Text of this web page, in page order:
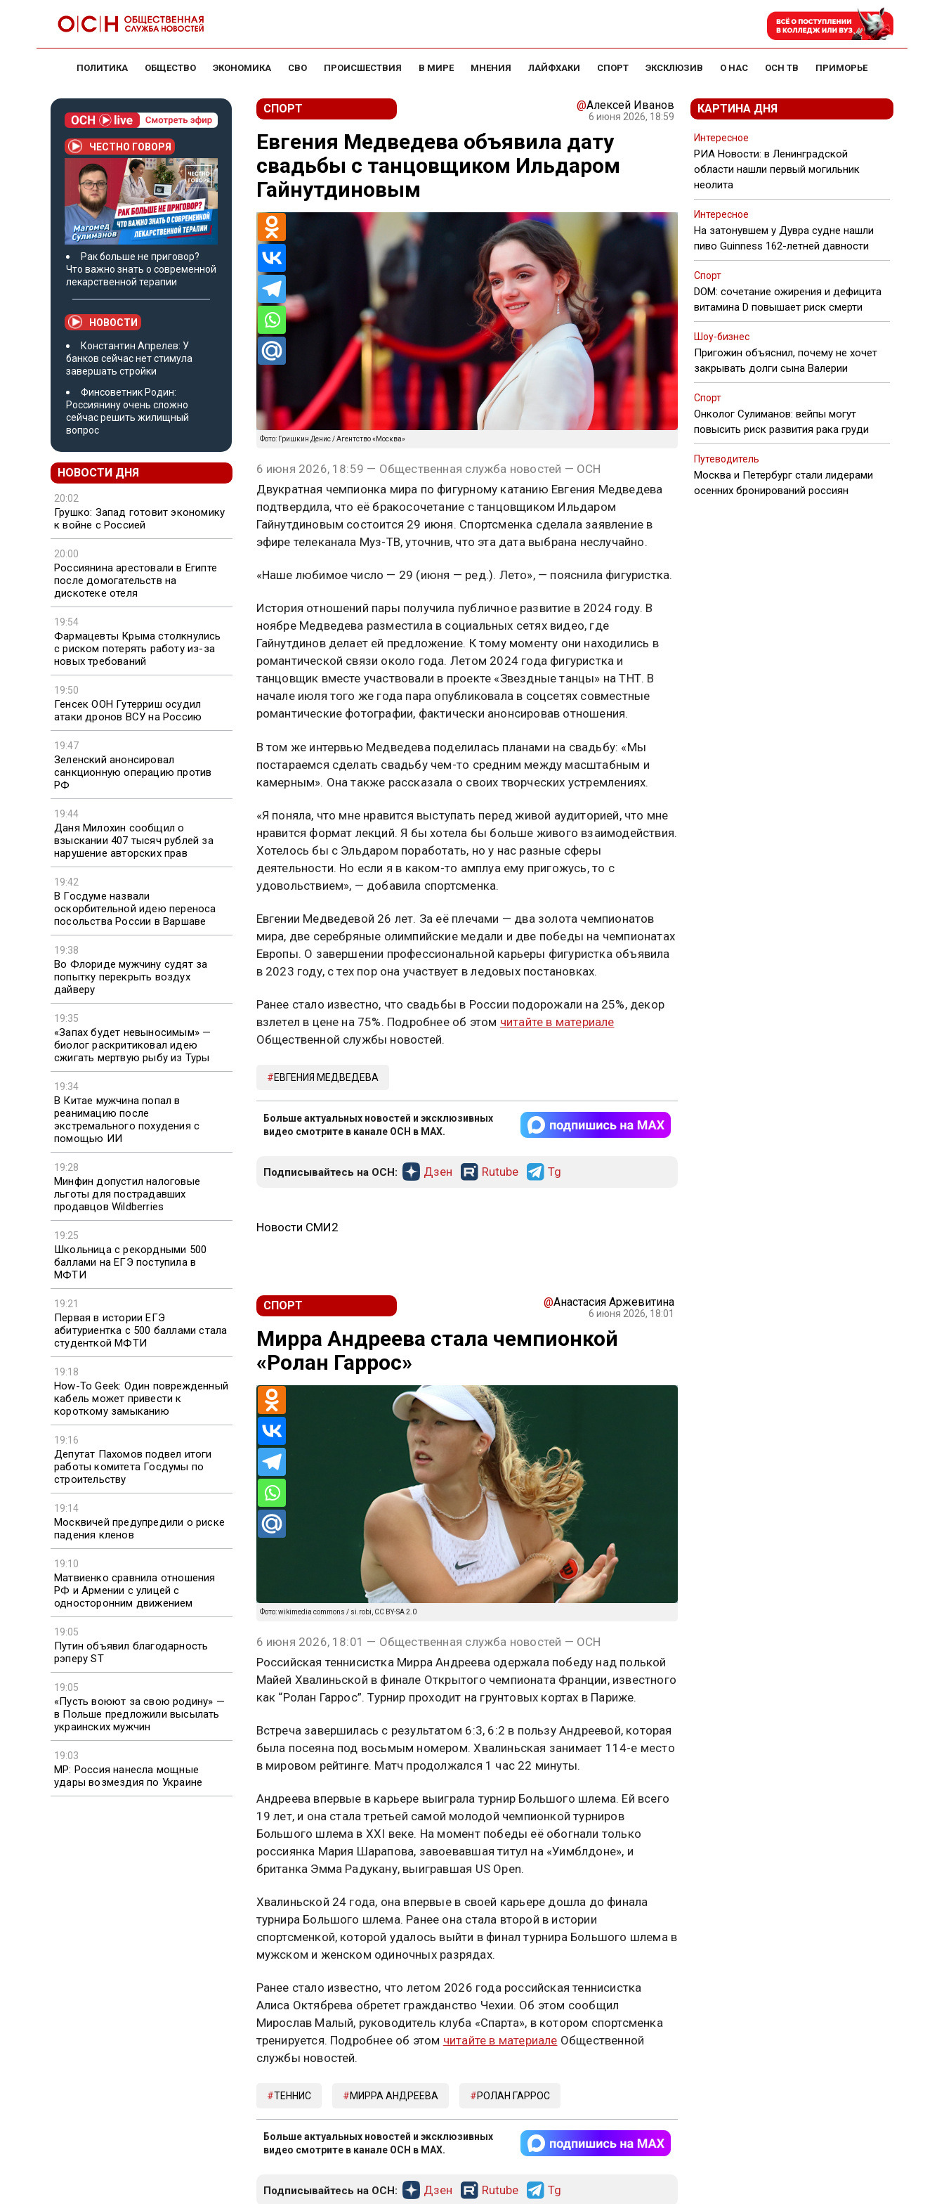
ПОЛИТИКА ОБЩЕСТВО ЭКОНОМИКА СВО ПРОИСШЕСТВИЯ В МИРЕ МНЕНИЯ ЛАЙФХАКИ СПОРТ ЭКСКЛЮЗИВ О НАС ОСН ТВ ПРИМОРЬЕ
ЧЕСТНО ГОВОРЯ
Рак больше не приговор?
Что важно знать о современной
лекарственной терапии
НОВОСТИ
Константин Апрелев: У
банков сейчас нет стимула
завершать стройки
Финсоветник Родин:
Россиянину очень сложно
сейчас решить жилищный
вопрос
НОВОСТИ ДНЯ
20:02
Грушко: Запад готовит экономику
к войне с Россией
20:00
Россиянина арестовали в Египте
после домогательств на
дискотеке отеля
19:54
Фармацевты Крыма столкнулись
с риском потерять работу из-за
новых требований
19:50
Генсек ООН Гутерриш осудил
атаки дронов ВСУ на Россию
19:47
Зеленский анонсировал
санкционную операцию против
РФ
19:44
Даня Милохин сообщил о
взыскании 407 тысяч рублей за
нарушение авторских прав
19:42
В Госдуме назвали
оскорбительной идею переноса
посольства России в Варшаве
19:38
Во Флориде мужчину судят за
попытку перекрыть воздух
дайверу
19:35
«Запах будет невыносимым» —
биолог раскритиковал идею
сжигать мертвую рыбу из Туры
19:34
В Китае мужчина попал в
реанимацию после
экстремального похудения с
помощью ИИ
19:28
Минфин допустил налоговые
льготы для пострадавших
продавцов Wildberries
19:25
Школьница с рекордными 500
баллами на ЕГЭ поступила в
МФТИ
19:21
Первая в истории ЕГЭ
абитуриентка с 500 баллами стала
студенткой МФТИ
19:18
How-To Geek: Один поврежденный
кабель может привести к
короткому замыканию
19:16
Депутат Пахомов подвел итоги
работы комитета Госдумы по
строительству
19:14
Москвичей предупредили о риске
падения кленов
19:10
Матвиенко сравнила отношения
РФ и Армении с улицей с
односторонним движением
19:05
Путин объявил благодарность
рэперу ST
19:05
«Пусть воюют за свою родину» —
в Польше предложили высылать
украинских мужчин
19:03
MP: Россия нанесла мощные
удары возмездия по Украине
СПОРТ @Алексей Иванов
6 июня 2026, 18:59
Евгения Медведева объявила дату
свадьбы с танцовщиком Ильдаром
Гайнутдиновым
Фото: Гришкин Денис / Агентство «Москва»
6 июня 2026, 18:59 — Общественная служба новостей — ОСН
Двукратная чемпионка мира по фигурному катанию Евгения Медведева
подтвердила, что её бракосочетание с танцовщиком Ильдаром
Гайнутдиновым состоится 29 июня. Спортсменка сделала заявление в
эфире телеканала Муз-ТВ, уточнив, что эта дата выбрана неслучайно.
«Наше любимое число — 29 (июня — ред.). Лето», — пояснила фигуристка.
История отношений пары получила публичное развитие в 2024 году. В
ноябре Медведева разместила в социальных сетях видео, где
Гайнутдинов делает ей предложение. К тому моменту они находились в
романтической связи около года. Летом 2024 года фигуристка и
танцовщик вместе участвовали в проекте «Звездные танцы» на ТНТ. В
начале июля того же года пара опубликовала в соцсетях совместные
романтические фотографии, фактически анонсировав отношения.
В том же интервью Медведева поделилась планами на свадьбу: «Мы
постараемся сделать свадьбу чем-то средним между масштабным и
камерным». Она также рассказала о своих творческих устремлениях.
«Я поняла, что мне нравится выступать перед живой аудиторией, что мне
нравится формат лекций. Я бы хотела бы больше живого взаимодействия.
Хотелось бы с Эльдаром поработать, но у нас разные сферы
деятельности. Но если я в каком-то амплуа ему пригожусь, то с
удовольствием», — добавила спортсменка.
Евгении Медведевой 26 лет. За её плечами — два золота чемпионатов
мира, две серебряные олимпийские медали и две победы на чемпионатах
Европы. О завершении профессиональной карьеры фигуристка объявила
в 2023 году, с тех пор она участвует в ледовых постановках.
Ранее стало известно, что свадьбы в России подорожали на 25%, декор
взлетел в цене на 75%. Подробнее об этом читайте в материале
Общественной службы новостей.
ЕВГЕНИЯ МЕДВЕДЕВА
Больше актуальных новостей и эксклюзивных
видео смотрите в канале ОСН в MAX.
Подписывайтесь на ОСН: Дзен Rutube Tg
Новости СМИ2
СПОРТ @Анастасия Аржевитина
6 июня 2026, 18:01
Мирра Андреева стала чемпионкой
«Ролан Гаррос»
Фото: wikimedia commons / si.robi, CC BY-SA 2.0
6 июня 2026, 18:01 — Общественная служба новостей — ОСН
Российская теннисистка Мирра Андреева одержала победу над полькой
Майей Хвалиньской в финале Открытого чемпионата Франции, известного
как “Ролан Гаррос”. Турнир проходит на грунтовых кортах в Париже.
Встреча завершилась с результатом 6:3, 6:2 в пользу Андреевой, которая
была посеяна под восьмым номером. Хвалиньская занимает 114-е место
в мировом рейтинге. Матч продолжался 1 час 22 минуты.
Андреева впервые в карьере выиграла турнир Большого шлема. Ей всего
19 лет, и она стала третьей самой молодой чемпионкой турниров
Большого шлема в XXI веке. На момент победы её обогнали только
россиянка Мария Шарапова, завоевавшая титул на «Уимблдоне», и
британка Эмма Радукану, выигравшая US Open.
Хвалиньской 24 года, она впервые в своей карьере дошла до финала
турнира Большого шлема. Ранее она стала второй в истории
спортсменкой, которой удалось выйти в финал турнира Большого шлема в
мужском и женском одиночных разрядах.
Ранее стало известно, что летом 2026 года российская теннисистка
Алиса Октябрева обретет гражданство Чехии. Об этом сообщил
Мирослав Малый, руководитель клуба «Спарта», в котором спортсменка
тренируется. Подробнее об этом читайте в материале Общественной
службы новостей.
ТЕННИС МИРРА АНДРЕЕВА РОЛАН ГАРРОС
Больше актуальных новостей и эксклюзивных
видео смотрите в канале ОСН в MAX.
Подписывайтесь на ОСН: Дзен Rutube Tg
КАРТИНА ДНЯ
Интересное
РИА Новости: в Ленинградской
области нашли первый могильник
неолита
Интересное
На затонувшем у Дувра судне нашли
пиво Guinness 162-летней давности
Спорт
DOM: сочетание ожирения и дефицита
витамина D повышает риск смерти
Шоу-бизнес
Пригожин объяснил, почему не хочет
закрывать долги сына Валерии
Спорт
Онколог Сулиманов: вейпы могут
повысить риск развития рака груди
Путеводитель
Москва и Петербург стали лидерами
осенних бронирований россиян